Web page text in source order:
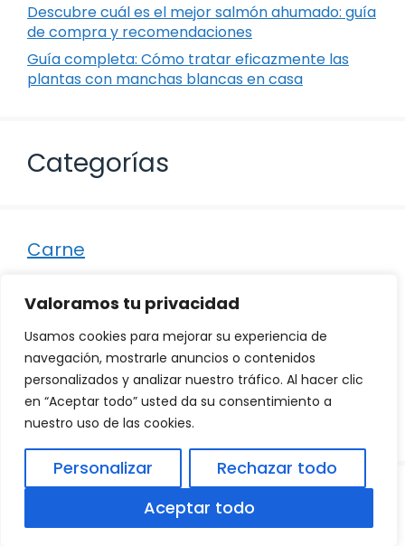
Valoramos tu privacidad
Usamos cookies para mejorar su experiencia de
navegación, mostrarle anuncios o contenidos
personalizados y analizar nuestro tráfico. Al hacer clic
en “Aceptar todo” usted da su consentimiento a
nuestro uso de las cookies.
Personalizar
Rechazar todo
Aceptar todo
Descubre cuál es el mejor salmón ahumado: guía
de compra y recomendaciones
Guía completa: Cómo tratar eficazmente las
plantas con manchas blancas en casa
Categorías
Carne
Otro
Pescado
Recetas
Política de Privacidad Aviso Legal|
Política de Cookies